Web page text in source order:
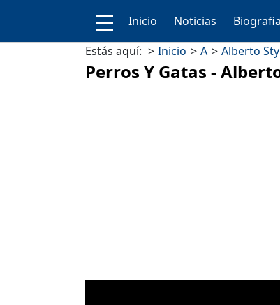
Inicio Noticias
Estás aquí:
Inicio A Alberto
Perros Y Gatas -